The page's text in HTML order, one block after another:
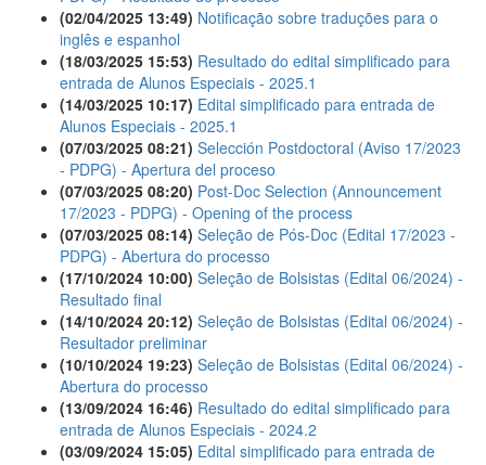
(02/04/2025 13:49) Notificação sobre traduções para o
inglês e espanhol
(18/03/2025 15:53) Resultado do edital simplificado para
entrada de Alunos Especiais - 2025.1
(14/03/2025 10:17) Edital simplificado para entrada de
Alunos Especiais - 2025.1
(07/03/2025 08:21) Selección Postdoctoral (Aviso 17/2023
- PDPG) - Apertura del proceso
(07/03/2025 08:20) Post-Doc Selection (Announcement
17/2023 - PDPG) - Opening of the process
(07/03/2025 08:14) Seleção de Pós-Doc (Edital 17/2023 -
PDPG) - Abertura do processo
(17/10/2024 10:00) Seleção de Bolsistas (Edital 06/2024) -
Resultado final
(14/10/2024 20:12) Seleção de Bolsistas (Edital 06/2024) -
Resultador preliminar
(10/10/2024 19:23) Seleção de Bolsistas (Edital 06/2024) -
Abertura do processo
(13/09/2024 16:46) Resultado do edital simplificado para
entrada de Alunos Especiais - 2024.2
(03/09/2024 15:05) Edital simplificado para entrada de